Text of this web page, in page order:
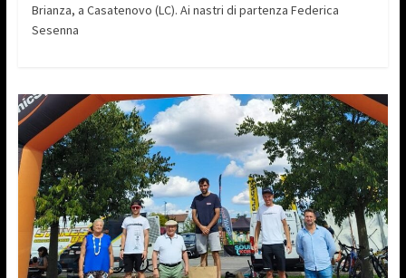
Brianza, a Casatenovo (LC). Ai nastri di partenza Federica
Sesenna